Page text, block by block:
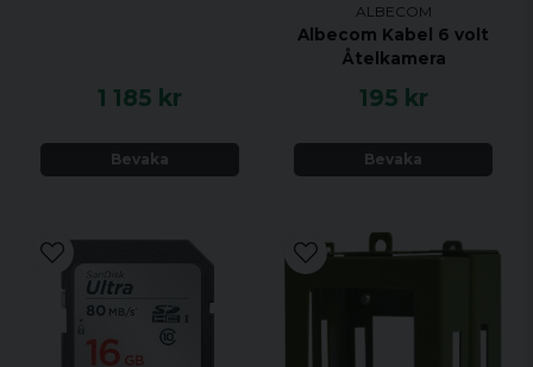
1 185 kr
Bevaka
ALBECOM
Albecom Kabel 6 volt
Åtelkamera
195 kr
Bevaka